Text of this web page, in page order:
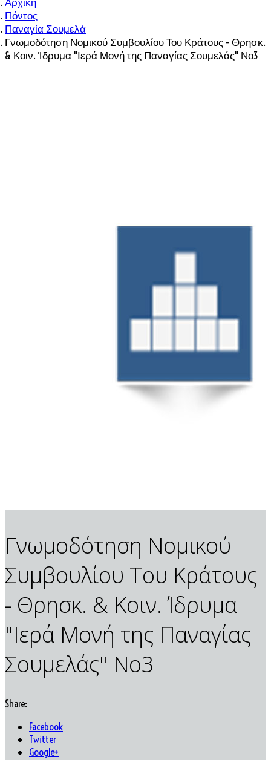
Πόντος
Παναγία Σουμελά
Γνωμοδότηση Νομικού Συμβουλίου Του Κράτους - Θρησκ.
& Κοιν. Ίδρυμα "Ιερά Μονή της Παναγίας Σουμελάς" Νο3
Γνωμοδότηση Νομικού
Συμβουλίου Του Κράτους
- Θρησκ. & Κοιν. Ίδρυμα
"Ιερά Μονή της Παναγίας
Σουμελάς" Νο3
Share:
Facebook
Twitter
Google+